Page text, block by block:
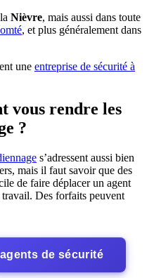
Nièvre, mais aussi dans toute
, et plus généralement dans
une entreprise de sécurité à
vous rendre les
?
s’adressent aussi bien
mais il faut savoir que des
de faire déplacer un agent
travail. Des forfaits peuvent
de sécurité